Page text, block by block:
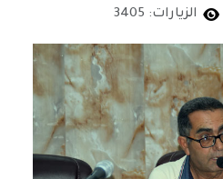
الزيارات: 3405